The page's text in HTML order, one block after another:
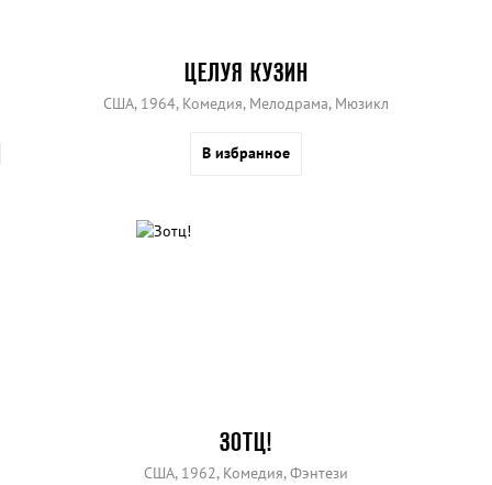
ЦЕЛУЯ КУЗИН
США, 1964, Комедия, Мелодрама, Мюзикл
В избранное
ЗОТЦ!
США, 1962, Комедия, Фэнтези